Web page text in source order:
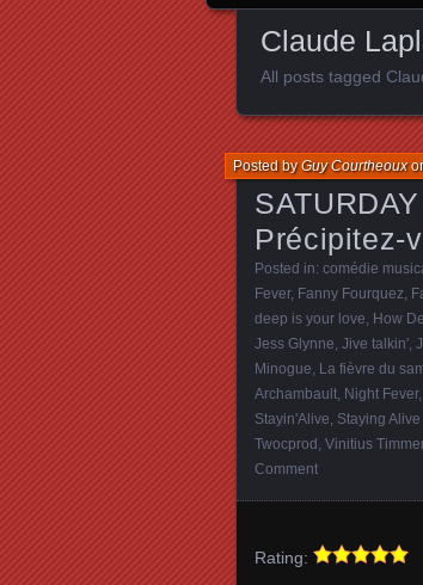
Claude
All posts tagged
Précipitez-
Posted byGuy Courtheoux
Posted in: comédie
Fever, Fanny Fourquez
deep is your love How
Jess Glynne Jive talkin'
Minogue La fièvre du
Archambault Night Fever,
Stayin'Alive Staying
Twocprod Vinitius
Comment
Rating: